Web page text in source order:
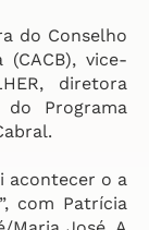
do Conselho
vice-
diretora
do Programa
acontecer o a
com Patrícia